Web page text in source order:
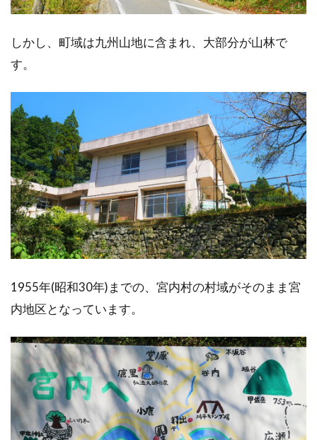
しかし、町域は九州山地に含まれ、大部分が山林で
す。
1955年(昭和30年)までの、宮内村の村域がそのまま宮
内地区となっています。